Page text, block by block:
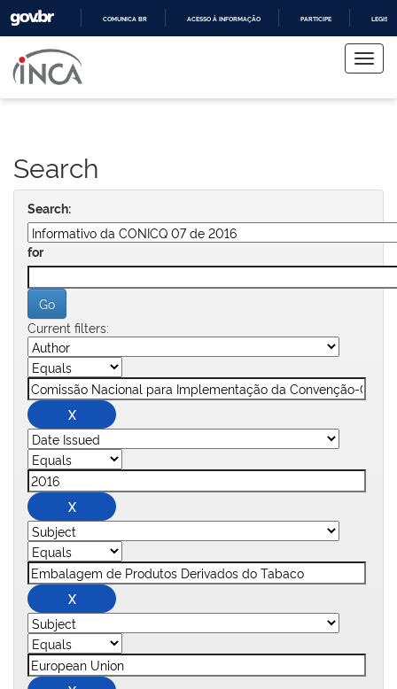
COMUNICA BR ACESSO À INFORMAÇÃO PARTICIPE
navigation
Search
Search:
for
Current filters: